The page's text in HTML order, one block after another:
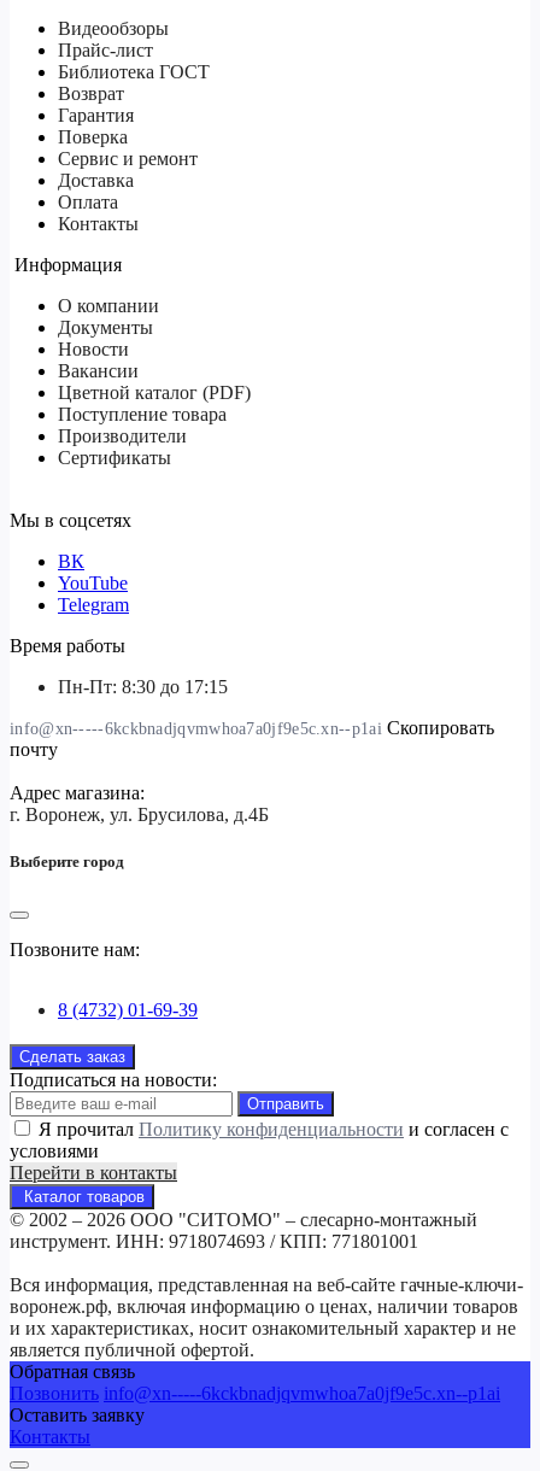
Видеообзоры
Прайс-лист
Библиотека ГОСТ
Возврат
Гарантия
Поверка
Сервис и ремонт
Доставка
Оплата
Контакты
Информация
О компании
Документы
Новости
Вакансии
Цветной каталог (PDF)
Поступление товара
Производители
Сертификаты
Мы в соцсетях
ВК
YouTube
Telegram
Время работы
Пн-Пт: 8:30 до 17:15
info@xn-----6kckbnadjqvmwhoa7a0jf9e5c.xn--p1ai Скопировать
почту
Адрес магазина:
г. Воронеж, ул. Брусилова, д.4Б
Выберите город
Позвоните нам:
8 (4732) 01-69-39
Сделать заказ
Подписаться на новости:
Отправить
Я прочитал Политику конфиденциальности и согласен с
условиями
Перейти в контакты
Каталог товаров
© 2002 – 2026 ООО "СИТОМО" – слесарно-монтажный
инструмент. ИНН: 9718074693 / КПП: 771801001
Вся информация, представленная на веб-сайте гачные-ключи-
воронеж.рф, включая информацию о ценах, наличии товаров
и их характеристиках, носит ознакомительный характер и не
является публичной офертой.
Обратная связь
Позвонить info@xn-----6kckbnadjqvmwhoa7a0jf9e5c.xn--p1ai
Оставить заявку
Контакты